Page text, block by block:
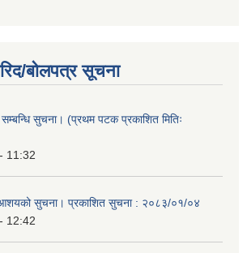
बोलपत्र सूचना
सुचना। (प्रथम पटक प्रकाशित मितिः
11:32
आशयको सुचना। प्रकाशित सुचना : २०८३/०१/०४
12:42